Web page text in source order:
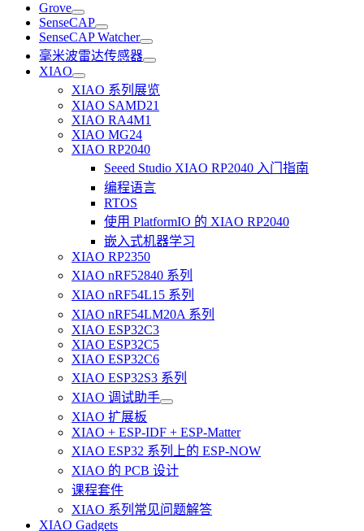
Grove
SenseCAP
SenseCAP Watcher
毫米波雷达传感器
XIAO
XIAO 系列展览
XIAO SAMD21
XIAO RA4M1
XIAO MG24
XIAO RP2040
Seeed Studio XIAO RP2040 入门指南
编程语言
RTOS
使用 PlatformIO 的 XIAO RP2040
嵌入式机器学习
XIAO RP2350
XIAO nRF52840 系列
XIAO nRF54L15 系列
XIAO nRF54LM20A 系列
XIAO ESP32C3
XIAO ESP32C5
XIAO ESP32C6
XIAO ESP32S3 系列
XIAO 调试助手
XIAO 扩展板
XIAO + ESP-IDF + ESP-Matter
XIAO ESP32 系列上的 ESP-NOW
XIAO 的 PCB 设计
课程套件
XIAO 系列常见问题解答
XIAO Gadgets